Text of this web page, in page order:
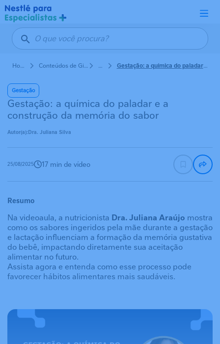
Pular para o conteúdo principal
Home Conteúdos de Ginecologia e Obstetrícia GestaçãoGestação: a química do paladar e a construção da memória do sabor
Gestação
Gestação: a química do paladar e a
construção da memória do sabor
Autor(a):Dra. Juliana Silva
25/08/2025 17 min de vídeo
Resumo
Na videoaula, a nutricionista Dra. Juliana Araújo mostra
como os sabores ingeridos pela mãe durante a gestação
e lactação influenciam a formação da memória gustativa
do bebê, impactando diretamente sua aceitação
alimentar no futuro.
Assista agora e entenda como esse processo pode
favorecer hábitos alimentares mais saudáveis.